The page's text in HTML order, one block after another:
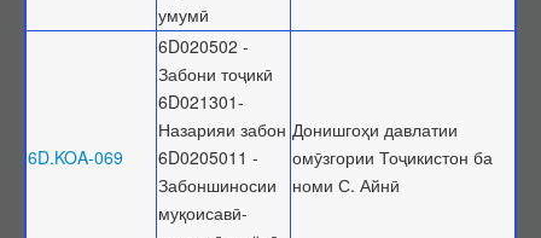
умумӣ
6D.KOA-069
6D020502 -
Забони тоҷикӣ
6D021301-
Назарияи забон
6D0205011 -
Забоншиносии
муқоисавӣ-
Донишгоҳи давлатии
омӯзгории Тоҷикистон ба
номи С. Айнӣ